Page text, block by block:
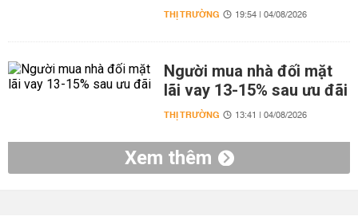
THỊ TRƯỜNG 19:54 | 04/08/2026
Người mua nhà đối mặt
lãi vay 13-15% sau ưu đãi
THỊ TRƯỜNG 13:41 | 04/08/2026
Xem thêm